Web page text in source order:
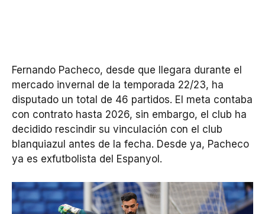
Fernando Pacheco, desde que llegara durante el
mercado invernal de la temporada 22/23, ha
disputado un total de 46 partidos. El meta contaba
con contrato hasta 2026, sin embargo, el club ha
decidido rescindir su vinculación con el club
blanquiazul antes de la fecha. Desde ya, Pacheco
ya es exfutbolista del Espanyol.